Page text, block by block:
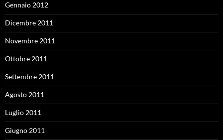
Gennaio 2012
Dicembre 2011
Novembre 2011
Ottobre 2011
Settembre 2011
Agosto 2011
Luglio 2011
Giugno 2011